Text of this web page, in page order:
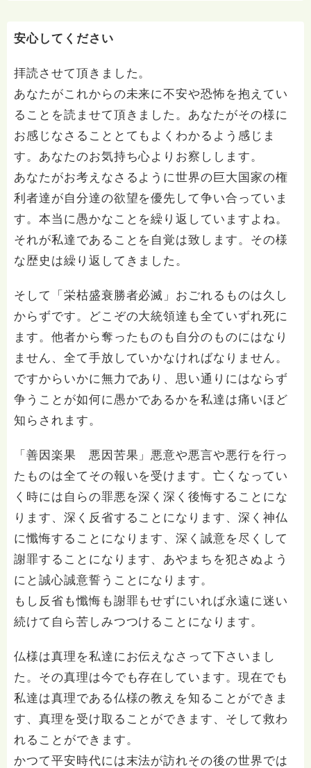
安心してください
拝読させて頂きました。
あなたがこれからの未来に不安や恐怖を抱えてい
ることを読ませて頂きました。あなたがその様に
お感じなさることとてもよくわかるよう感じま
す。あなたのお気持ち心よりお察しします。
あなたがお考えなさるように世界の巨大国家の権
利者達が自分達の欲望を優先して争い合っていま
す。本当に愚かなことを繰り返していますよね。
それが私達であることを自覚は致します。その様
な歴史は繰り返してきました。
そして「栄枯盛衰勝者必滅」おごれるものは久し
からずです。どこぞの大統領達も全ていずれ死に
ます。他者から奪ったものも自分のものにはなり
ません、全て手放していかなければなりません。
ですからいかに無力であり、思い通りにはならず
争うことが如何に愚かであるかを私達は痛いほど
知らされます。
「善因楽果 悪因苦果」悪意や悪言や悪行を行っ
たものは全てその報いを受けます。亡くなってい
く時には自らの罪悪を深く深く後悔することにな
ります、深く反省することになります、深く神仏
に懺悔することになります、深く誠意を尽くして
謝罪することになります、あやまちを犯さぬよう
にと誠心誠意誓うことになります。
もし反省も懺悔も謝罪もせずにいれば永遠に迷い
続けて自ら苦しみつつけることになります。
仏様は真理を私達にお伝えなさって下さいまし
た。その真理は今でも存在しています。現在でも
私達は真理である仏様の教えを知ることができま
す、真理を受け取ることができます、そして救わ
れることができます。
かつて平安時代には末法が訪れその後の世界では